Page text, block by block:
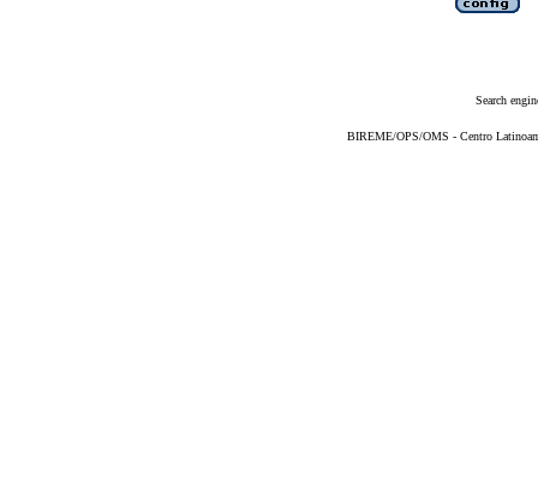
Search
BIREME/OPS/OMS - Centro